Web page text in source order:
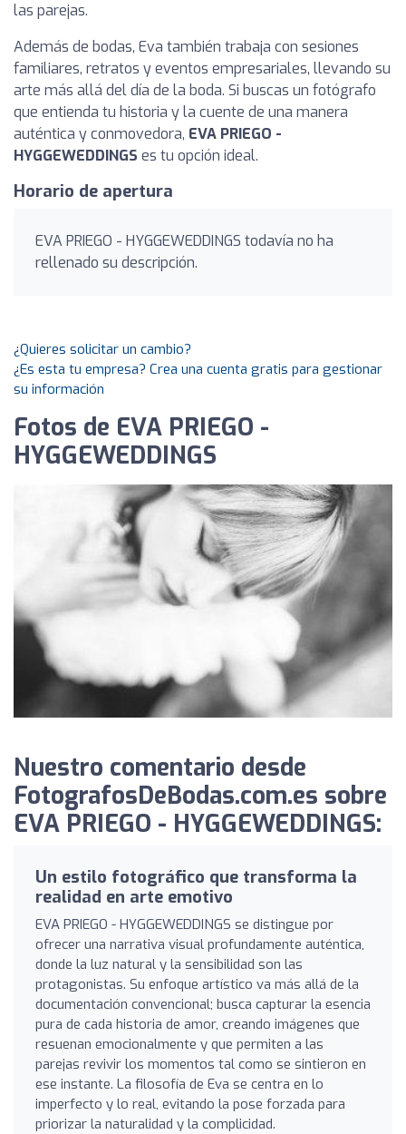
las parejas.
Además de bodas, Eva también trabaja con sesiones
familiares, retratos y eventos empresariales, llevando su
arte más allá del día de la boda. Si buscas un fotógrafo
que entienda tu historia y la cuente de una manera
auténtica y conmovedora, EVA PRIEGO -
HYGGEWEDDINGS es tu opción ideal.
Horario de apertura
EVA PRIEGO - HYGGEWEDDINGS todavía no ha
rellenado su descripción.
¿Quieres solicitar un cambio?
¿Es esta tu empresa? Crea una cuenta gratis para gestionar
su información
Fotos de EVA PRIEGO -
HYGGEWEDDINGS
Nuestro comentario desde
FotografosDeBodas.com.es sobre
EVA PRIEGO - HYGGEWEDDINGS:
Un estilo fotográfico que transforma la
realidad en arte emotivo
EVA PRIEGO - HYGGEWEDDINGS se distingue por
ofrecer una narrativa visual profundamente auténtica,
donde la luz natural y la sensibilidad son las
protagonistas. Su enfoque artístico va más allá de la
documentación convencional; busca capturar la esencia
pura de cada historia de amor, creando imágenes que
resuenan emocionalmente y que permiten a las
parejas revivir los momentos tal como se sintieron en
ese instante. La filosofía de Eva se centra en lo
imperfecto y lo real, evitando la pose forzada para
priorizar la naturalidad y la complicidad.